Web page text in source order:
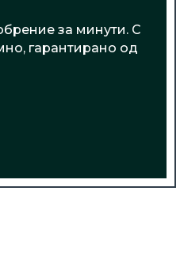
за минути. С
гарантирано од